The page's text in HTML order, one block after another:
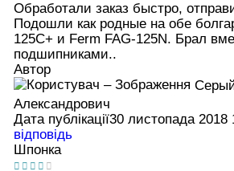
Обработали заказ быстро,
Подошли как родные на обе
125C+ и Ferm FAG-125N. Брал
подшипниками..
Автор
Александрович
Дата публікації30 листопада 2018
відповідь
Шпонка